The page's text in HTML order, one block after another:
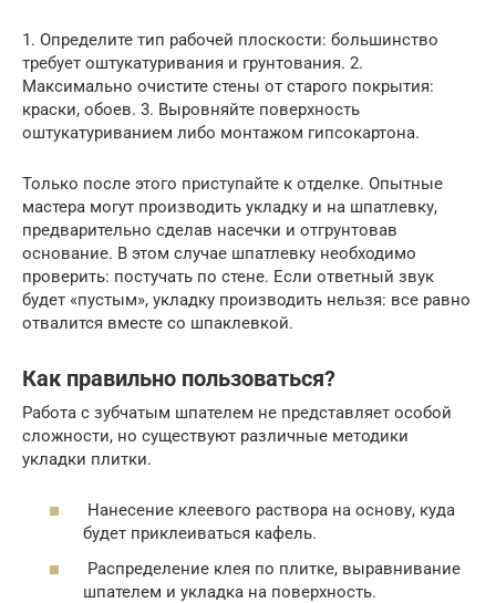
1. Определите тип рабочей плоскости: большинство
требует оштукатуривания и грунтования. 2.
Максимально очистите стены от старого покрытия:
краски, обоев. 3. Выровняйте поверхность
оштукатуриванием либо монтажом гипсокартона.
Только после этого приступайте к отделке. Опытные
мастера могут производить укладку и на шпатлевку,
предварительно сделав насечки и отгрунтовав
основание. В этом случае шпатлевку необходимо
проверить: постучать по стене. Если ответный звук
будет «пустым», укладку производить нельзя: все равно
отвалится вместе со шпаклевкой.
Как правильно пользоваться?
Работа с зубчатым шпателем не представляет особой
сложности, но существуют различные методики
укладки плитки.
Нанесение клеевого раствора на основу, куда
будет приклеиваться кафель.
Распределение клея по плитке, выравнивание
шпателем и укладка на поверхность.